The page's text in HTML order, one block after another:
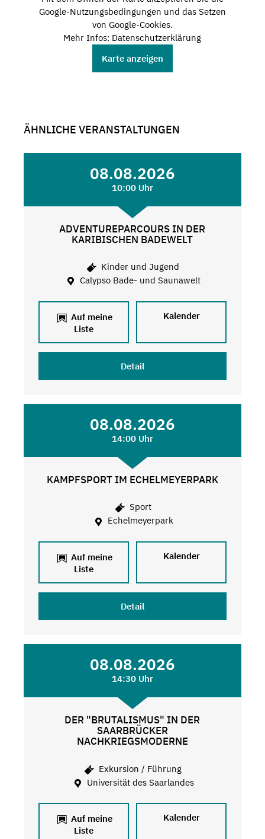
Google-Nutzungsbedingungen und das Setzen
von Google-Cookies.
Mehr Infos: Datenschutzerklärung
Karte anzeigen
ÄHNLICHE VERANSTALTUNGEN
08.08.2026
10:00 Uhr
ADVENTUREPARCOURS IN DER
KARIBISCHEN BADEWELT
Kinder und Jugend
Calypso Bade- und Saunawelt
Auf meine
Liste
Kalender
Detail
08.08.2026
14:00 Uhr
KAMPFSPORT IM ECHELMEYERPARK
Sport
Echelmeyerpark
Auf meine
Liste
Kalender
Detail
08.08.2026
14:30 Uhr
DER "BRUTALISMUS" IN DER
SAARBRÜCKER
NACHKRIEGSMODERNE
Exkursion / Führung
Universität des Saarlandes
Auf meine
Liste
Kalender